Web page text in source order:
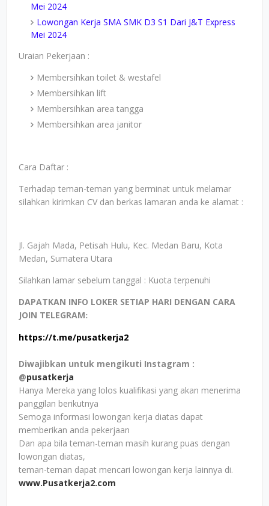
Mei 2024
Lowongan Kerja SMA SMK D3 S1 Dari J&T Express
Mei 2024
Uraian Pekerjaan :
Membersihkan toilet & westafel
Membersihkan lift
Membersihkan area tangga
Membersihkan area janitor
Cara Daftar :
Terhadap teman-teman yang berminat untuk melamar
silahkan kirimkan CV dan berkas lamaran anda ke alamat :
Jl. Gajah Mada, Petisah Hulu, Kec. Medan Baru, Kota
Medan, Sumatera Utara
Silahkan lamar sebelum tanggal : Kuota terpenuhi
DAPATKAN INFO LOKER SETIAP HARI DENGAN CARA
JOIN TELEGRAM:
https://t.me/pusatkerja2
Diwajibkan untuk mengikuti Instagram :
@pusatkerja
Hanya Mereka yang lolos kualifikasi yang akan menerima
panggilan berikutnya
Semoga informasi lowongan kerja diatas dapat
memberikan anda pekerjaan
Dan apa bila teman-teman masih kurang puas dengan
lowongan diatas,
teman-teman dapat mencari lowongan kerja lainnya di.
www.Pusatkerja2.com